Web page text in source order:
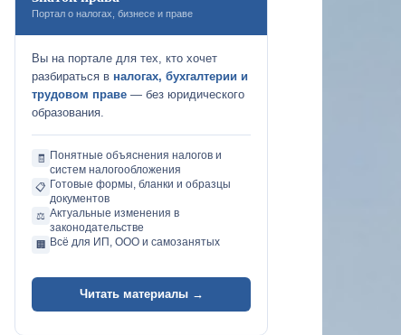
Портал о налогах, бизнесе и праве
Вы на портале для тех, кто хочет
разбираться в налогах, бухгалтерии и
трудовом праве — без юридического
образования.
🧾
Понятные объяснения налогов и
систем налогообложения
📋 Готовые формы, бланки и образцы
документов
⚖️ Актуальные изменения в
законодательстве
🏢 Всё для ИП, ООО и самозанятых
Читать материалы →